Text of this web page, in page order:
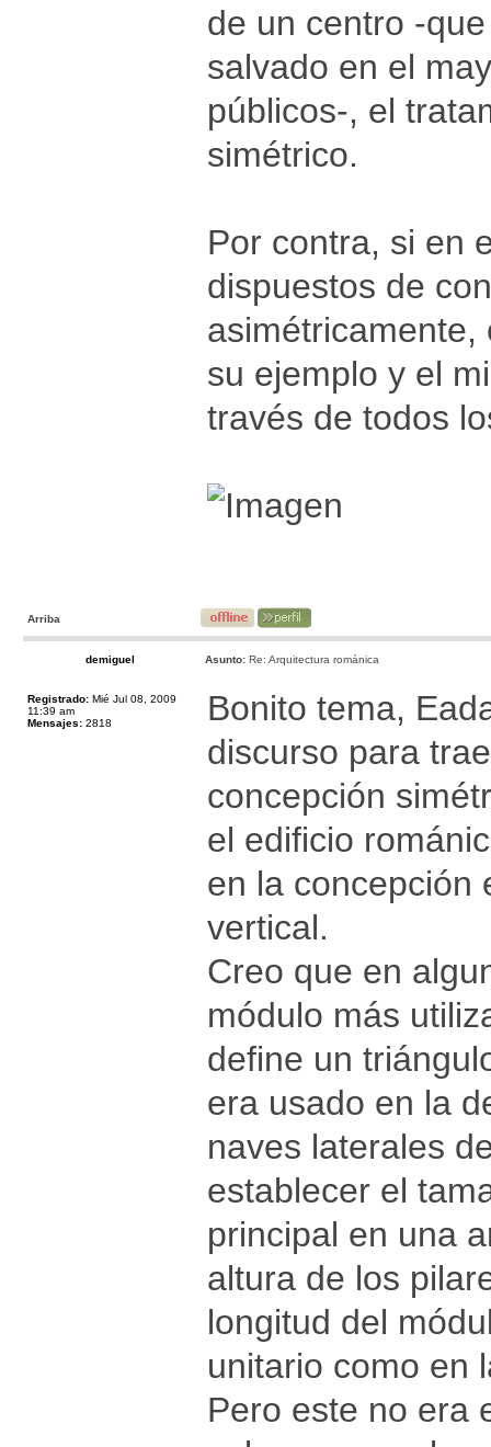
de un centro -
salvado en el
públicos-, el
simétrico.
Por contra, si en
dispuestos de
su ejemplo y el
través de todos
Arriba
demiguel Asunto: Re: Arquitectura románica
Registrado: Mié Jul 08, 2009
11:39 am
Mensajes: 2818
Bonito tema,
discurso para
concepción
el edificio
en la concepción
vertical.
Creo que en
módulo más
define un
era usado en la
naves laterales
establecer el
principal en una
altura de los
longitud del
unitario como en
Pero este no era